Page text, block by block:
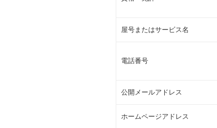
屋号またはサービス名
電話番号
公開メールアドレス
ホームページアドレス